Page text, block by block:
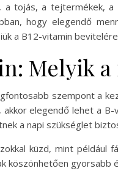
tojás, a tejtermékek,
hogy elegendő
a B12-vitamin
Melyik a
szempont a
elegendő lehet a
a napi szükséglet
küzd, mint
köszönhetően gyorsabb